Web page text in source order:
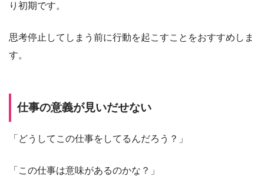
り初期です。
思考停止してしまう前に行動を起こすことをおすすめしま
す。
仕事の意義が見いだせない
「どうしてこの仕事をしてるんだろう？」
「この仕事は意味があるのかな？」